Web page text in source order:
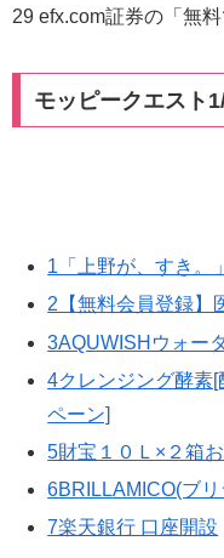
29 efx.com証券の「無
モッピークエスト
1「上野が、すき。」
2【無料会員登録】
3AQUWISHウォー
4クレンジング酵素
ペーン]
5財宝１０Ｌ×２箱
6BRILLAMICO(ブ
7楽天銀行 口座開設